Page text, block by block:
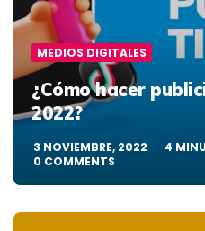
MEDIOS DIGITALES
¿Cómo hacer
2022?
3 NOVIEMBRE, 2022 4
0 COMMENTS